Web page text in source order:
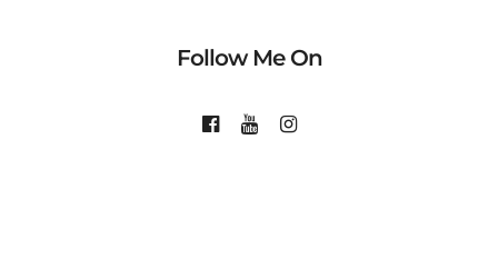
Follow Me On